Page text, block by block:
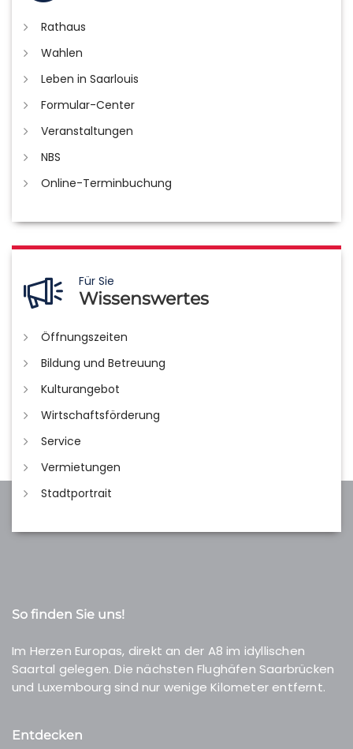
Rathaus
Wahlen
Leben in Saarlouis
Formular-Center
Veranstaltungen
NBS
Online-Terminbuchung
Für Sie
Wissenswertes
Öffnungszeiten
Bildung und Betreuung
Kulturangebot
Wirtschaftsförderung
Service
Vermietungen
Stadtportrait
So finden Sie uns!
Im Herzen Europas, direkt an der A8 im idyllischen
Saartal gelegen. Die nächsten Flughäfen Saarbrücken
und Luxembourg sind nur wenige Kilometer entfernt.
Entdecken